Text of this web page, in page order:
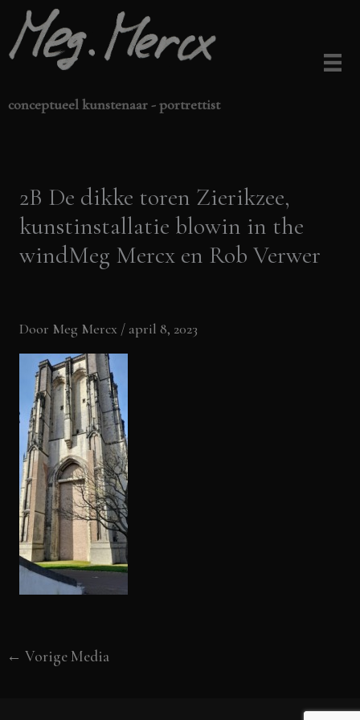
naar
de
conceptueel kunstenaar - portrettist
2B De dikke toren Zierikzee,
kunstinstallatie blowin in the
windMeg Mercx en Rob Verwer
Door Meg Mercx / april 8, 2023
← Vorige Media